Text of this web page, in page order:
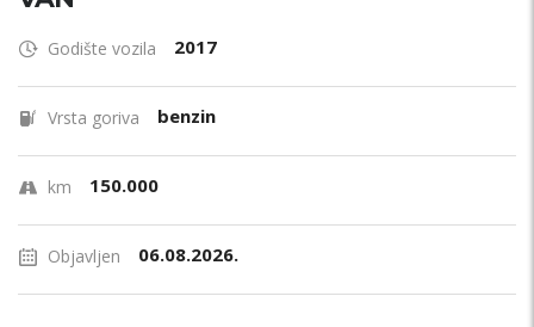
Godište vozila 2017
Vrsta goriva benzin
km 150.000
Objavljen 06.08.2026.